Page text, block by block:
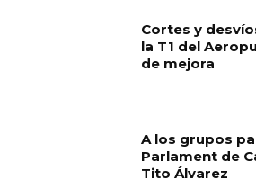
Cortes y
la T1 del
de mejora
A los grupos
Parlament de
Tito Álvarez